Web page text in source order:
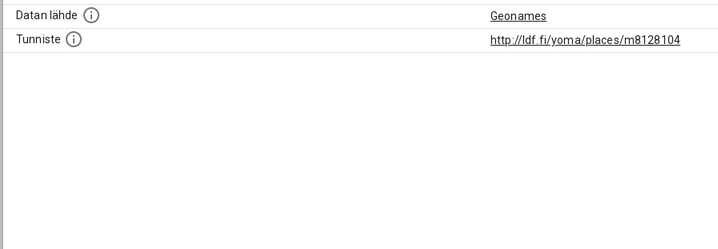
Datan lähde
Geonames
Tunniste
http://ldf.fi/yoma/places/m8128104